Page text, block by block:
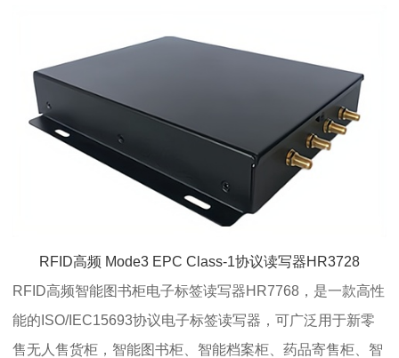
RFID高频 Mode3 EPC Class-1协议读写器HR3728
RFID高频智能图书柜电子标签读写器HR7768，是一款高性
能的ISO/IEC15693协议电子标签读写器，可广泛用于新零
售无人售货柜，智能图书柜、智能档案柜、药品寄售柜、智